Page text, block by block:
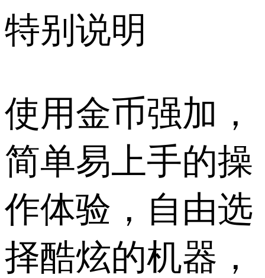
特别说明
使用金币强加，
简单易上手的操
作体验，自由选
择酷炫的机器，